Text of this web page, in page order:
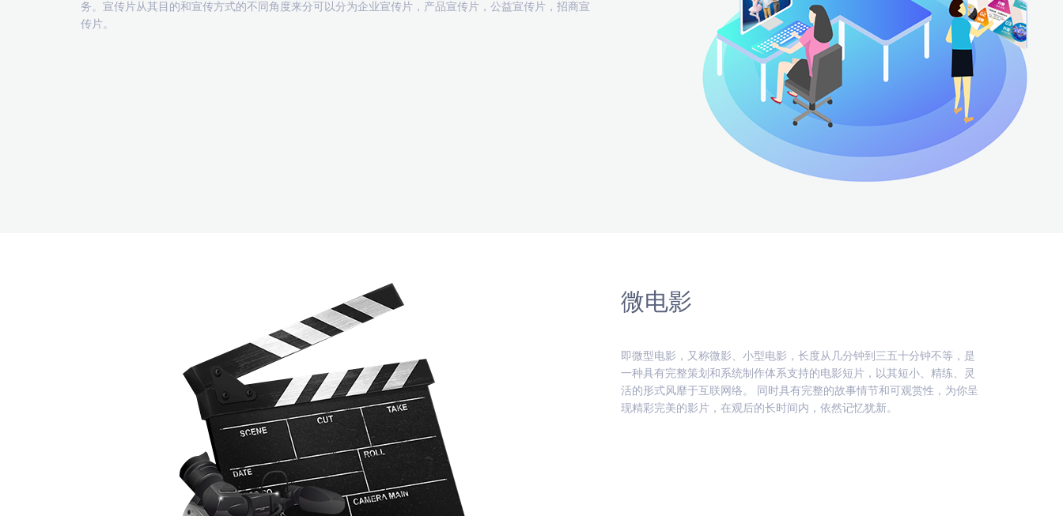
务。宣传片从其目的和宣传方式的不同角度来分可以分为企业宣传片，产品宣传片，公益宣传片，招商宣
传片。
微电影
即微型电影，又称微影、小型电影，长度从几分钟到三五十分钟不等，是
一种具有完整策划和系统制作体系支持的电影短片，以其短小、精练、灵
活的形式风靡于互联网络。 同时具有完整的故事情节和可观赏性，为你呈
现精彩完美的影片，在观后的长时间内，依然记忆犹新。